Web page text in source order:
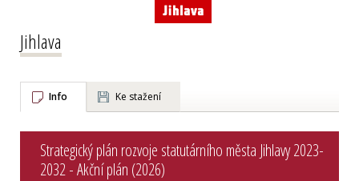
Jihlava
Info Ke stažení
Strategický plán rozvoje statutárního města Jihlavy 2023-
2032 - Akční plán (2026)